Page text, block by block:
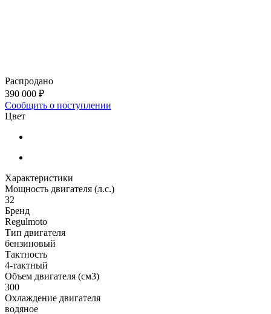
Распродано
390 000 ₽
Сообщить о поступлении
Цвет
Характеристики
Мощность двигателя (л.с.)
32
Бренд
Regulmoto
Тип двигателя
бензиновый
Тактность
4-тактный
Объем двигателя (см3)
300
Охлаждение двигателя
водяное